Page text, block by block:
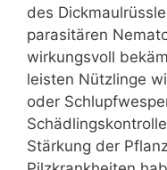
des
parasitären
wirkungsvoll
leisten Nützlinge
oder
Stärkung der